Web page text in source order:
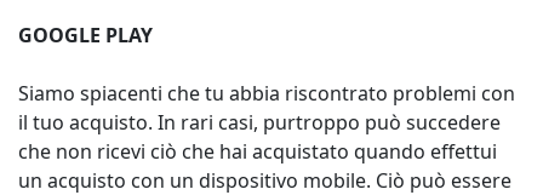
GOOGLE PLAY
Siamo spiacenti che tu abbia riscontrato problemi con
il tuo acquisto. In rari casi, purtroppo può succedere
che non ricevi ciò che hai acquistato quando effettui
un acquisto con un dispositivo mobile. Ciò può essere